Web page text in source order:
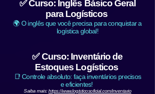
✅ Curso: Inglês Básico Geral
para Logísticos
🌍 O inglês que você precisa para conquistar a
logística global!
✅ Curso: Inventário de
Estoques Logísticos
📑 Controle absoluto: faça inventários precisos
e eficientes!
Saiba mais:https://www.logisticosoficial.com/inventario